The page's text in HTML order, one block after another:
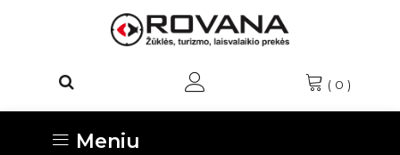
( 0 )
Meniu